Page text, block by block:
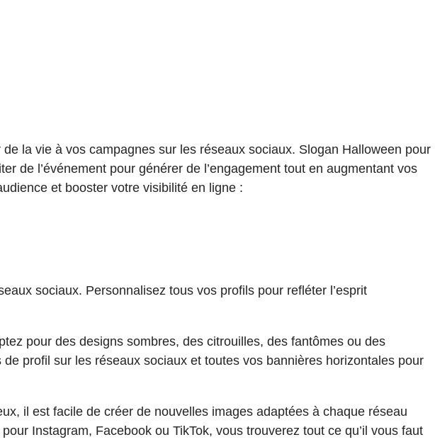
la vie à vos campagnes sur les réseaux sociaux. Slogan Halloween pour
de l’événement pour générer de l’engagement tout en augmentant vos
et booster votre visibilité en ligne :
sociaux. Personnalisez tous vos profils pour refléter l’esprit
pour des designs sombres, des citrouilles, des fantômes ou des
profil sur les réseaux sociaux et toutes vos bannières horizontales pour
il est facile de créer de nouvelles images adaptées à chaque réseau
Instagram, Facebook ou TikTok, vous trouverez tout ce qu’il vous faut